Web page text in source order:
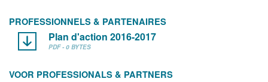
PROFESSIONNELS & PARTENAIRES
Plan d'action 2016-2017
PDF - 0 BYTES
VOOR PROFESSIONALS & PARTNERS